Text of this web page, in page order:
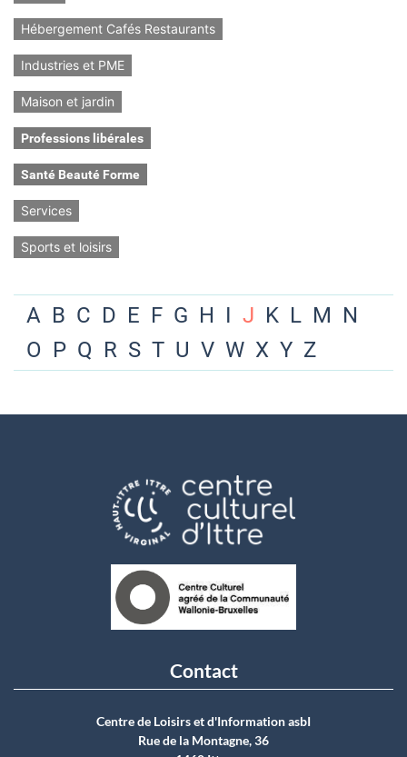
Hébergement Cafés Restaurants
Industries et PME
Maison et jardin
Professions libérales
Santé Beauté Forme
Services
Sports et loisirs
A B C D E F G H I J K L M N
O P Q R S T U V W X Y Z
Contact
Centre de Loisirs et d'Information asbI
Rue de la Montagne, 36